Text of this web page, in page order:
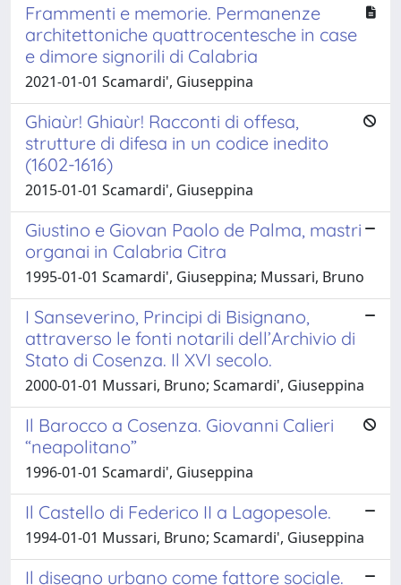
Frammenti e memorie. Permanenze
architettoniche quattrocentesche in case
e dimore signorili di Calabria
2021-01-01 Scamardi', Giuseppina
Ghiaùr! Ghiaùr! Racconti di offesa,
strutture di difesa in un codice inedito
(1602-1616)
2015-01-01 Scamardi', Giuseppina
Giustino e Giovan Paolo de Palma, mastri
organai in Calabria Citra
1995-01-01 Scamardi', Giuseppina; Mussari, Bruno
I Sanseverino, Principi di Bisignano,
attraverso le fonti notarili dell’Archivio di
Stato di Cosenza. Il XVI secolo.
2000-01-01 Mussari, Bruno; Scamardi', Giuseppina
Il Barocco a Cosenza. Giovanni Calieri
“neapolitano”
1996-01-01 Scamardi', Giuseppina
Il Castello di Federico II a Lagopesole.
1994-01-01 Mussari, Bruno; Scamardi', Giuseppina
Il disegno urbano come fattore sociale.